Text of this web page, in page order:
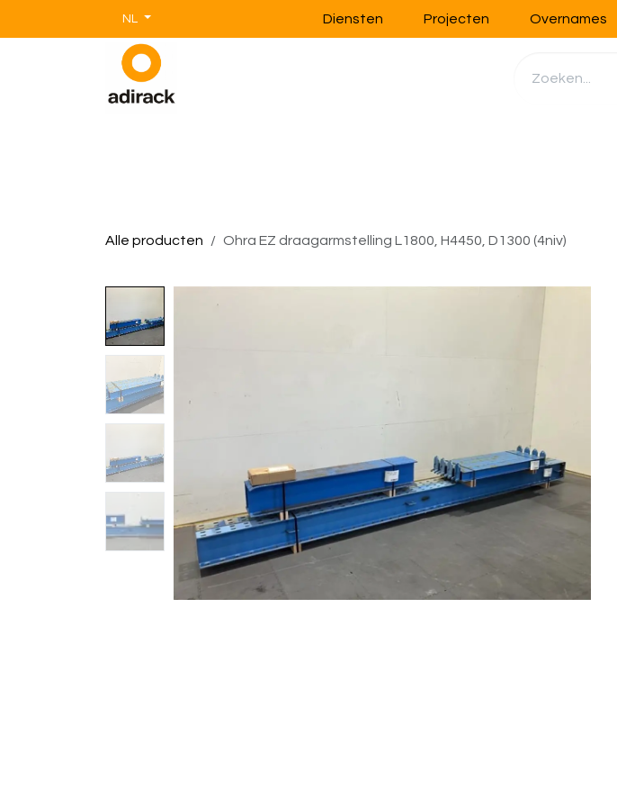
NL Diensten Projecten Overnames
Alle producten Ohra EZ draagarmstelling L1800, H4450, D1300 (4niv)